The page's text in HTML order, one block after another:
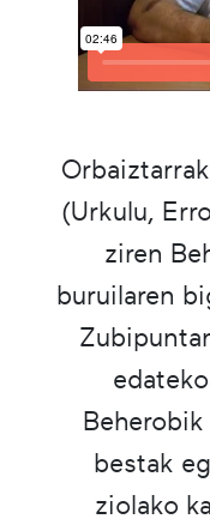
(Urkulu,
ziren
buruilaren
bestak
ziolako